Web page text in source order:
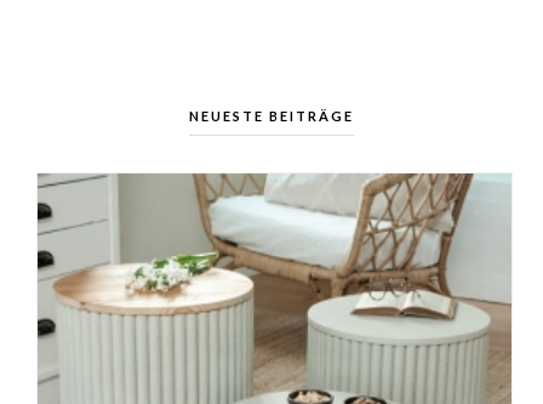
NEUESTE BEITRÄGE